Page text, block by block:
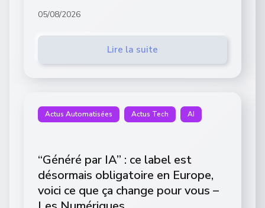
05/08/2026
Lire la suite
Actus Automatisées Actus Tech AI
“Généré par IA” : ce label est
désormais obligatoire en Europe,
voici ce que ça change pour vous –